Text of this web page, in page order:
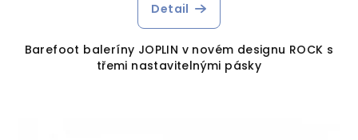
Detail
Barefoot baleríny JOPLIN v novém designu ROCK s
třemi nastavitelnými pásky